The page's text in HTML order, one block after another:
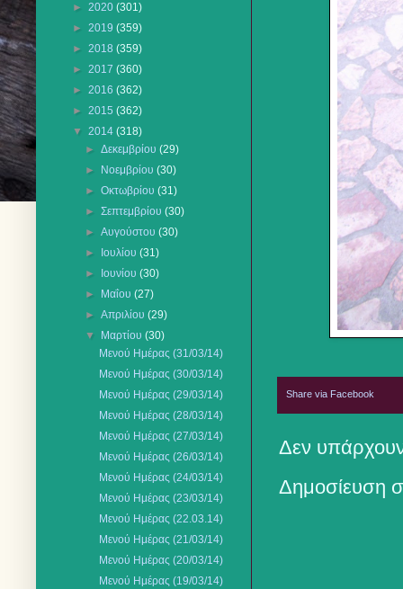
Share via Facebook
Δεν
Δημοσίευση
► 2020 (301)
► 2019 (359)
► 2018 (359)
► 2017 (360)
► 2016 (362)
► 2015 (362)
▼ 2014 (318)
►Δεκεμβρίου(29)
►
Νοεμβρίου(30)
►Οκτωβρίου(31)
►Σεπτεμβρίου(30)
►Αυγούστου(30)
►
Ιουλίου(31)
►
Ιουνίου(30)
►
Μαΐου(27)
►Απριλίου(29)
▼
Μαρτίου(30)
Μενού Ημέρας (31/03/14)
Μενού Ημέρας (30/03/14)
Μενού Ημέρας (29/03/14)
Μενού Ημέρας (28/03/14)
Μενού Ημέρας (27/03/14)
Μενού Ημέρας (26/03/14)
Μενού Ημέρας (24/03/14)
Μενού Ημέρας (23/03/14)
Μενού Ημέρας (22.03.14)
Μενού Ημέρας (21/03/14)
Μενού Ημέρας (20/03/14)
Μενού Ημέρας (19/03/14)